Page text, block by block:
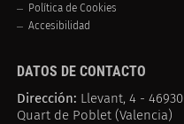
Política de Cookies
Accesibilidad
DATOS DE CONTACTO
Dirección: Llevant, 4 - 46930
Quart de Poblet (Valencia)